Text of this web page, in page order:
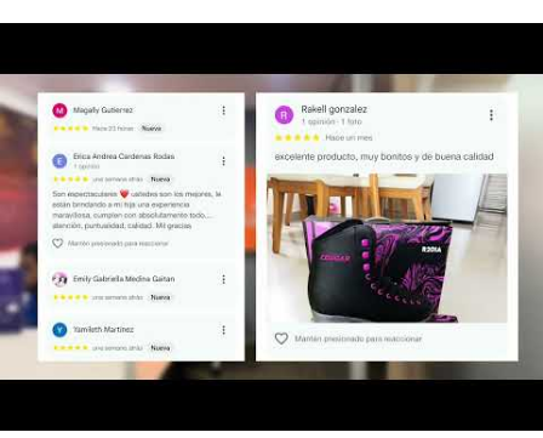
Preguntas Frecuentes
¿La S-ONE T4 mujer tiene los mismos colores que el
modelo hombre?
La línea femenina tiene su propia paleta de colores y
diseños, diferente a la masculina.
¿Qué diferencia a la S-ONE T4 de la T-ONE T5 mujer?
El T5 tiene mayor compresión y un corte más ajustado. El
S-ONE T4 es más versátil para uso diario.